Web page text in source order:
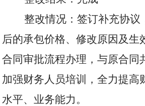
整改情况：签订补充协议
后的承包价格、修改原因及生
合同审批流程办理，与原合同
加强财务人员培训，全力提高
水平、业务能力。